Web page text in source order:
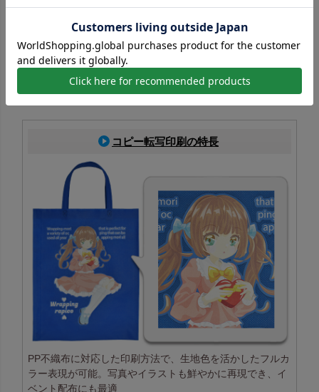
専用の版を作成し、その版を使ってインクを製品に刷り込
む印刷方法です。特色にも対応でき、ロゴやデザインの印
刷に適しています。
シルクスクリーン印刷一覧はこちら
コピー転写印刷の特長
PP不織布に対応した印刷方法で、生地色を活かしたフルカ
ラー表現が可能。写真やイラストも鮮やかに再現でき、イ
ベント配布にも最適